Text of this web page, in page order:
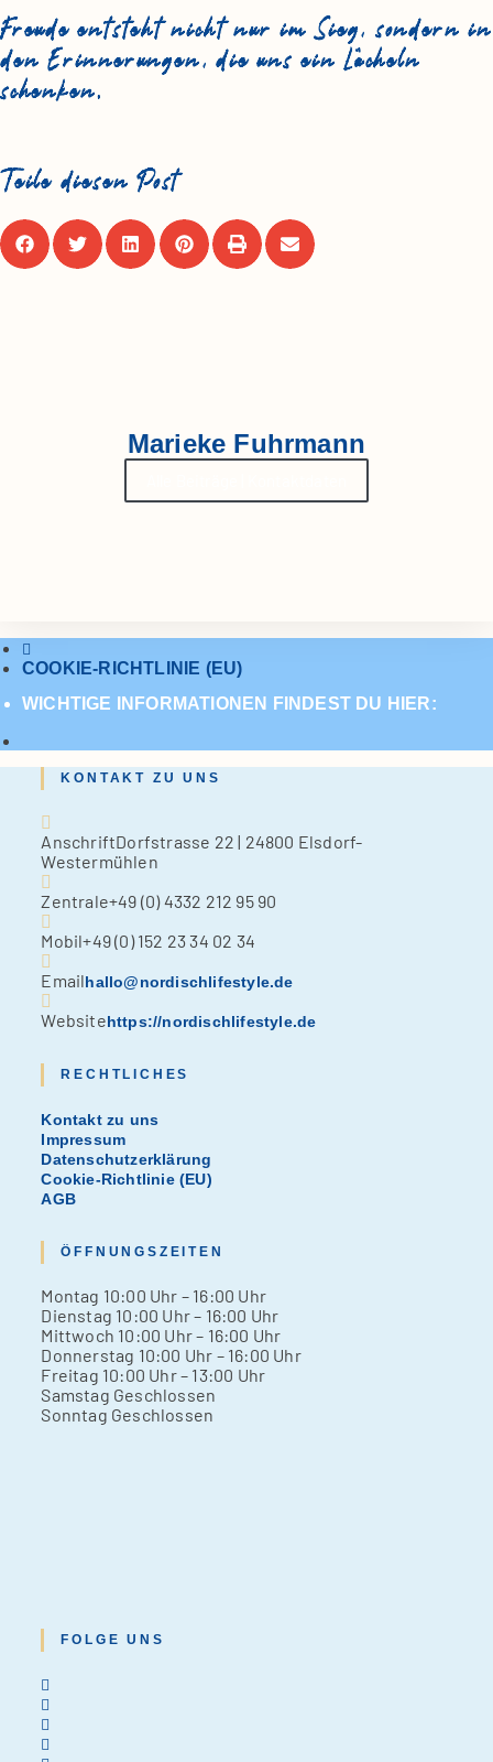
Freude entsteht nicht nur im Sieg, sondern in
den Erinnerungen, die uns ein Lächeln
schenken.
Teile diesen Post
Marieke Fuhrmann
COOKIE-RICHTLINIE (EU)
WICHTIGE INFORMATIONEN FINDEST DU HIER:
KONTAKT ZU UNS
AnschriftDorfstrasse 22 | 24800 Elsdorf-
Westermühlen
Zentrale+49 (0) 4332 212 95 90
Mobil+49 (0) 152 23 34 02 34
Emailhallo@nordischlifestyle.de
Websitehttps://nordischlifestyle.de
RECHTLICHES
Kontakt zu uns
Impressum
Datenschutzerklärung
Cookie-Richtlinie (EU)
AGB
ÖFFNUNGSZEITEN
Mon­tag 10:00 Uhr – 16:00 Uhr
Diens­tag 10:00 Uhr – 16:00 Uhr
Mitt­woch 10:00 Uhr – 16:00 Uhr
Don­ners­tag 10:00 Uhr – 16:00 Uhr
Frei­tag 10:00 Uhr – 13:00 Uhr
Sams­tag Geschlos­sen
Sonn­tag Geschlos­sen
FOLGE UNS